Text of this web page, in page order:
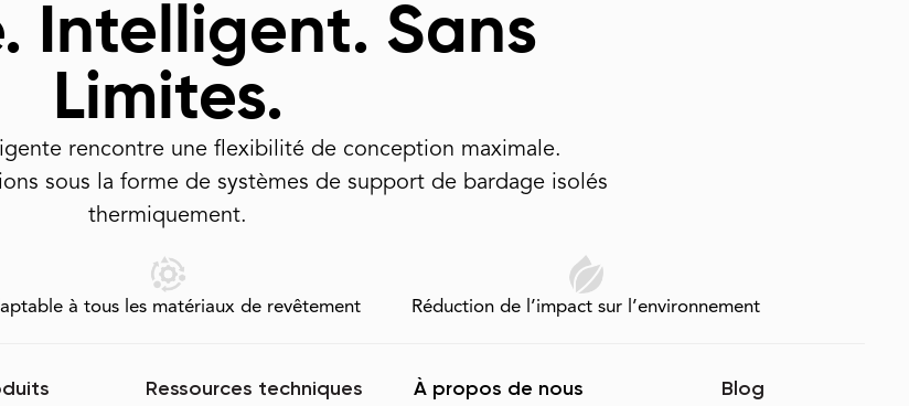
Intelligent. Sans
Limites.
rencontre une flexibilité de conception maximale.
sous la forme de systèmes de support de bardage isolés
thermiquement.
à tous les matériaux de revêtement Réduction de l’impact sur l’environnement
Ressources techniques
À propos de nous
Blog